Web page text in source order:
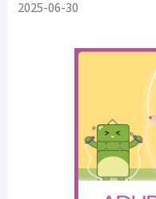
2025-06-30